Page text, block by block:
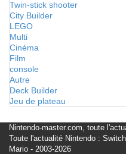
Twin-stick shooter
City Builder
LEGO
Multi
Cinéma
Film
console
Autre
Deck Builder
Jeu de plateau
Nintendo-master.com, toute
Toute l'actualité Nintendo :
Mario - 2003-2026